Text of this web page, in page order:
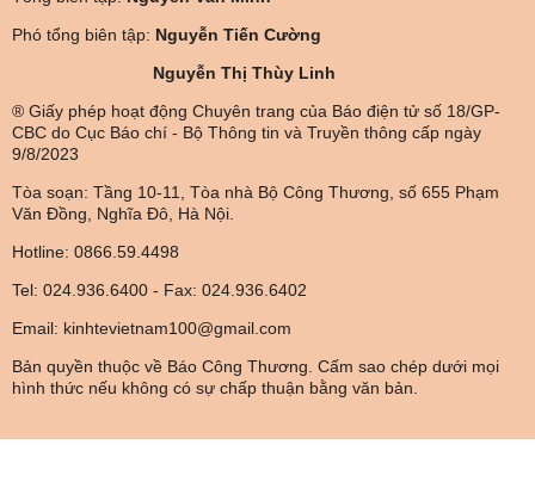
Phó tổng biên tập: Nguyễn Tiến Cường
Nguyễn Thị Thùy Linh
® Giấy phép hoạt động Chuyên trang của Báo điện tử số 18/GP-
CBC do Cục Báo chí - Bộ Thông tin và Truyền thông cấp ngày
9/8/2023
Tòa soạn: Tầng 10-11, Tòa nhà Bộ Công Thương, số 655 Phạm
Văn Đồng, Nghĩa Đô, Hà Nội.
Hotline: 0866.59.4498
Tel: 024.936.6400 - Fax: 024.936.6402
Email: kinhtevietnam100@gmail.com
Bản quyền thuộc về Báo Công Thương. Cấm sao chép dưới mọi
hình thức nếu không có sự chấp thuận bằng văn bản.